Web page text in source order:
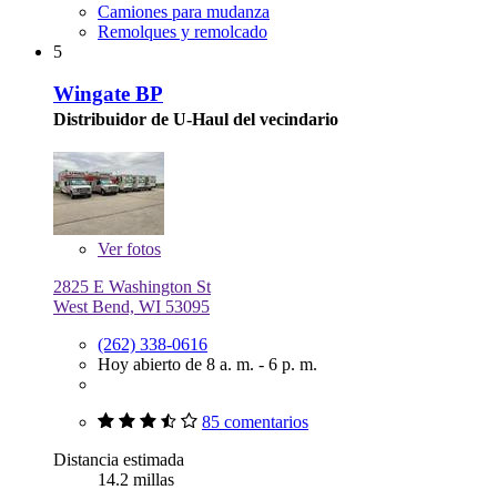
Camiones para mudanza
Remolques y remolcado
5
Wingate BP
Distribuidor de U-Haul del vecindario
Verfotos
2825 E Washington St
West Bend, WI 53095
(262) 338-0616
Hoy abierto de 8 a. m. - 6 p. m.
85 comentarios
Distancia estimada
14.2 millas